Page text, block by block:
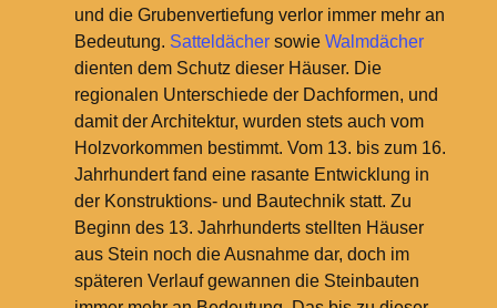
und die Grubenvertiefung verlor immer mehr an
Bedeutung. Satteldächersowie Walmdächer
dienten dem Schutz dieser Häuser. Die
regionalen Unterschiede der Dachformen, und
damit der Architektur, wurden stets auch vom
Holzvorkommen bestimmt. Vom 13. bis zum 16.
Jahrhundert fand eine rasante Entwicklung in
der Konstruktions- und Bautechnik statt. Zu
Beginn des 13. Jahrhunderts stellten Häuser
aus Stein noch die Ausnahme dar, doch im
späteren Verlauf gewannen die Steinbauten